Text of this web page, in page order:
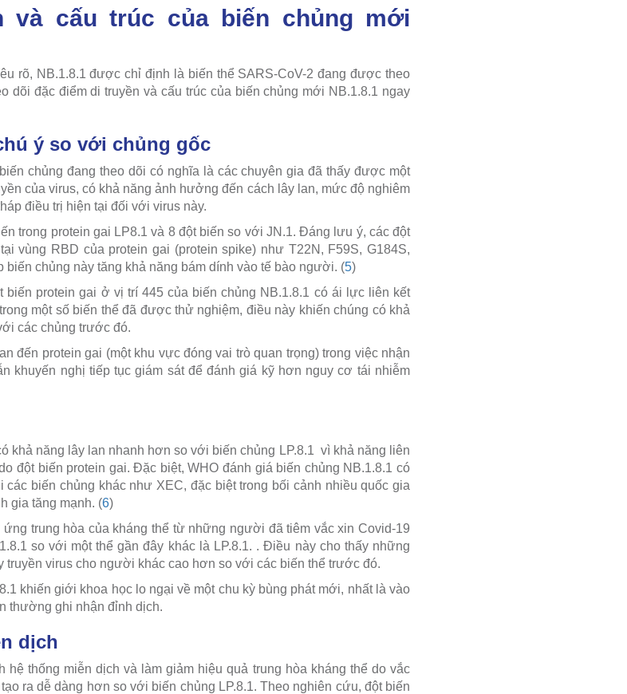
và cấu trúc của biến chủng mới
rõ, NB.1.8.1 được chỉ định là biến thể SARS-CoV-2 đang được theo
dõi đặc điểm di truyền và cấu trúc của biến chủng mới NB.1.8.1 ngay
ý so với chủng gốc
chủng đang theo dõi có nghĩa là các chuyên gia đã thấy được một
của virus, có khả năng ảnh hưởng đến cách lây lan, mức độ nghiêm
điều trị hiện tại đối với virus này.
trong protein gai LP8.1 và 8 đột biến so với JN.1. Đáng lưu ý, các đột
vùng RBD của protein gai (protein spike) như T22N, F59S, G184S,
biến chủng này tăng khả năng bám dính vào tế bào người. (5)
biến protein gai ở vị trí 445 của biến chủng NB.1.8.1 có ái lực liên kết
một số biến thể đã được thử nghiệm, điều này khiến chúng có khả
các chủng trước đó.
đến protein gai (một khu vực đóng vai trò quan trọng) trong việc nhận
khuyến nghị tiếp tục giám sát để đánh giá kỹ hơn nguy cơ tái nhiễm
khả năng lây lan nhanh hơn so với biến chủng LP.8.1 vì khả năng liên
đột biến protein gai. Đặc biệt, WHO đánh giá biến chủng NB.1.8.1 có
biến chủng khác như XEC, đặc biệt trong bối cảnh nhiều quốc gia
gia tăng mạnh. (6)
trung hòa của kháng thể từ những người đã tiêm vắc xin Covid-19
so với một thể gần đây khác là LP.8.1. . Điều này cho thấy những
truyền virus cho người khác cao hơn so với các biến thể trước đó.
khiến giới khoa học lo ngại về một chu kỳ bùng phát mới, nhất là vào
thường ghi nhận đỉnh dịch.
dịch
hệ thống miễn dịch và làm giảm hiệu quả trung hòa kháng thể do vắc
ra dễ dàng hơn so với biến chủng LP.8.1. Theo nghiên cứu, đột biến